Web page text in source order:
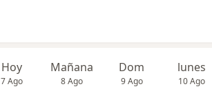
Hoy
7 Ago
Mañana
8 Ago
Dom
9 Ago
lunes
10 Ago